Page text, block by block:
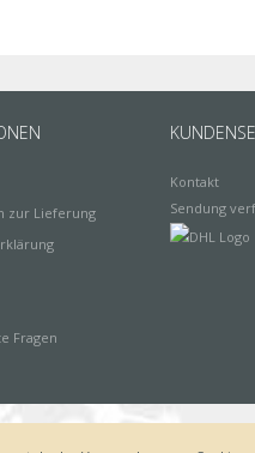
zur Lieferung
Fragen
Kontakt
Sendung